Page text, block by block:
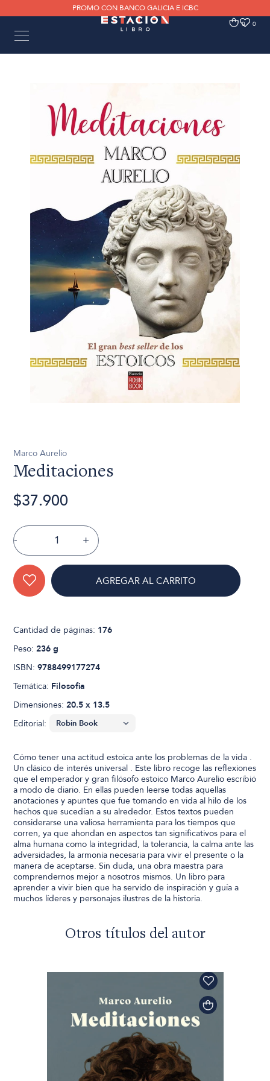
PROMO CON BANCO GALICIA E ICBC
0 0
Marco Aurelio
Meditaciones
$37.900
- +
AGREGAR AL CARRITO
Cantidad de páginas: 176
Peso:236 g
ISBN:9788499177274
Temática: Filosofia
Dimensiones:20.5 x 13.5
Editorial:
Cómo tener una actitud estoica ante los problemas de la vida .
Un clásico de interés universal . Este libro recoge las reflexiones
que el emperador y gran filósofo estoico Marco Aurelio escribió
a modo de diario. En ellas pueden leerse todas aquellas
anotaciones y apuntes que fue tomando en vida al hilo de los
hechos que sucedían a su alrededor. Estos textos pueden
considerarse una valiosa herramienta para los tiempos que
corren, ya que ahondan en aspectos tan significativos para el
alma humana como la integridad, la tolerancia, la calma ante las
adversidades, la armonía necesaria para vivir el presente o la
manera de aceptarse. Sin duda, una obra maestra para
comprendernos mejor a nosotros mismos. Un libro para
aprender a vivir bien que ha servido de inspiración y guía a
muchos líderes y personajes ilustres de la historia.
Otros títulos del autor